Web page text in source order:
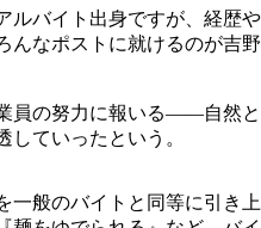
ルバイト出身ですが、経歴や
んなポストに就けるのが吉野
員の努力に報いる――自然と
していったという。
一般のバイトと同等に引き上